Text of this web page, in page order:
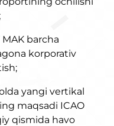
MAK barcha
korporativ
yangi vertikal
maqsadi ICAO
qismida havo